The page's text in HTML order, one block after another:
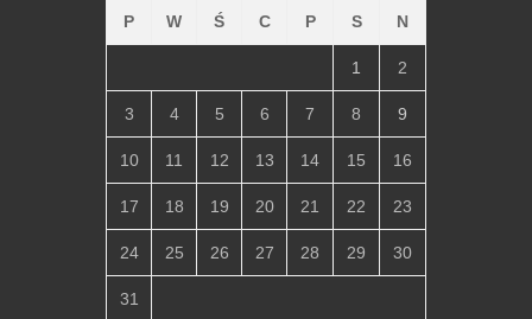
P W Ś C P S N
1 2
3 4 5 6 7 8 9
10 11 12 13 14 15 16
17 18 19 20 21 22 23
24 25 26 27 28 29 30
31